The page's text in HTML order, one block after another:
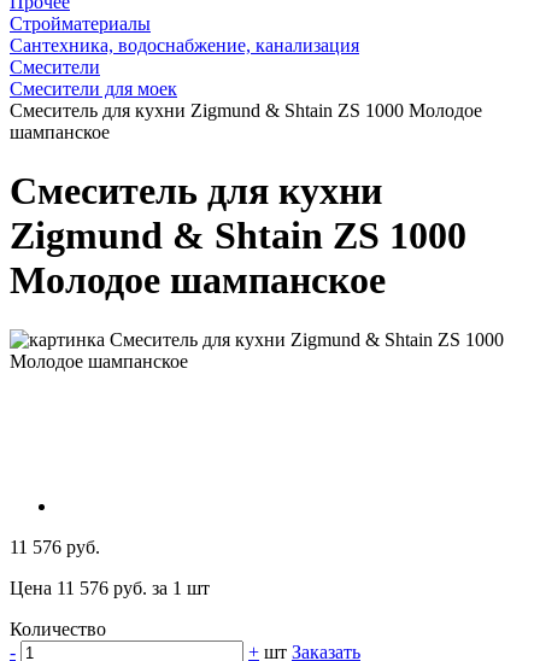
Стройматериалы
Сантехника, водоснабжение, канализация
Смесители
Смесители для моек
Смеситель для кухни Zigmund & Shtain ZS 1000 Молодое
шампанское
Смеситель для кухни
Zigmund & Shtain ZS 1000
Молодое шампанское
11 576 руб.
Цена 11 576 руб. за 1 шт
Количество
-
+ шт Заказать